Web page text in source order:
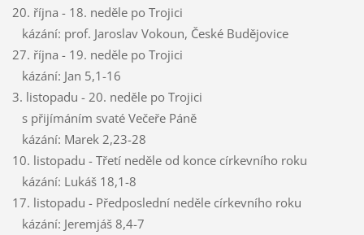
20. října - 18. neděle po Trojici
kázání: prof. Jaroslav Vokoun, České Budějovice
27. října - 19. neděle po Trojici
kázání: Jan 5,1-16
3. listopadu - 20. neděle po Trojici
s přijímáním svaté Večeře Páně
kázání: Marek 2,23-28
10. listopadu - Třetí neděle od konce církevního roku
kázání: Lukáš 18,1-8
17. listopadu - Předposlední neděle církevního roku
kázání: Jeremjáš 8,4-7